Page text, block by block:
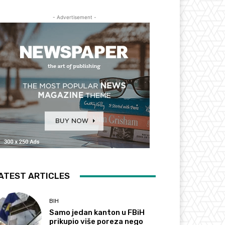
- Advertisement -
ARTICLES
BIH
Samo jedan kanton u FBiH
prikupio više poreza nego